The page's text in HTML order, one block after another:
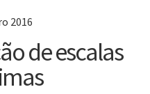
2016
de escalas